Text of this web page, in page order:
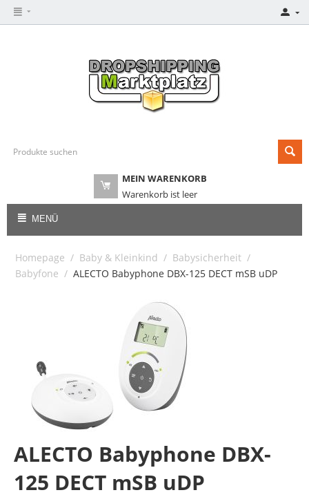
MEIN WARENKORB
Warenkorb ist leer
MENÜ
Homepage / Baby & Kleinkind / Babysicherheit /
Babyfone / ALECTO Babyphone DBX-125 DECT mSB uDP
ALECTO Babyphone DBX-
125 DECT mSB uDP